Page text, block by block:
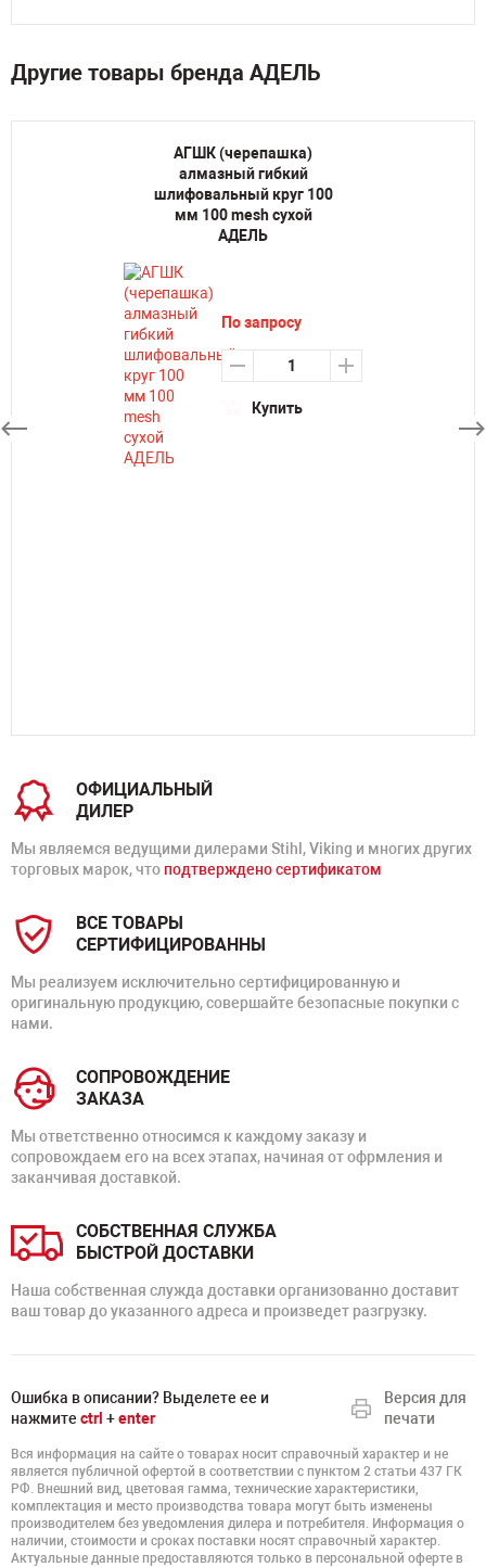
Другие товары бренда АДЕЛЬ
АГШК (черепашка)
алмазный гибкий
шлифовальный круг 100
мм 100 mesh сухой
АДЕЛЬ
По запросу
Купить
ОФИЦИАЛЬНЫЙ
ДИЛЕР
Мы являемся ведущими дилерами Stihl, Viking и многих других
торговых марок, что подтверждено сертификатом
ВСЕ ТОВАРЫ
СЕРТИФИЦИРОВАННЫ
Мы реализуем исключительно сертифицированную и
оригинальную продукцию, совершайте безопасные покупки с
нами.
СОПРОВОЖДЕНИЕ
ЗАКАЗА
Мы ответственно относимся к каждому заказу и
сопровождаем его на всех этапах, начиная от офрмления и
заканчивая доставкой.
СОБСТВЕННАЯ СЛУЖБА
БЫСТРОЙ ДОСТАВКИ
Наша собственная служда доставки организованно доставит
ваш товар до указанного адреса и произведет разгрузку.
Ошибка в описании? Выделете ее и
нажмите ctrl +enter
Версия для
печати
Вся информация на сайте о товарах носит справочный характер и не
является публичной офертой в соответствии с пунктом 2 статьи 437 ГК
РФ. Внешний вид, цветовая гамма, технические характеристики,
комплектация и место производства товара могут быть изменены
производителем без уведомления дилера и потребителя. Информация о
наличии, стоимости и сроках поставки носят справочный характер.
Актуальные данные предоставляются только в персональной оферте в